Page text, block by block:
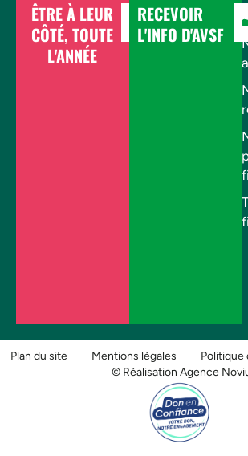
ÊTRE À LEUR
CÔTÉ, TOUTE
L'ANNÉE
DONNER
RECEVOIR
L'INFO D'AVSF
Plan du site Mentions légales
© Réalisation Agence